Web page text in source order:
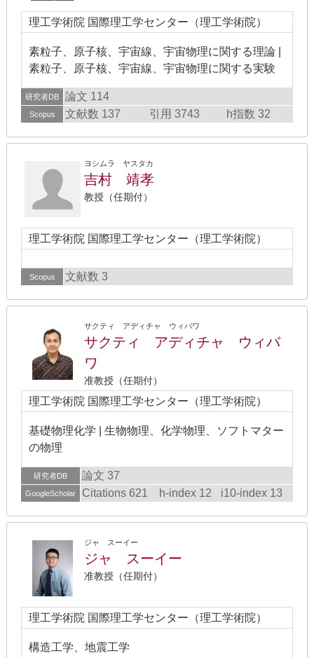
理工学術院 国際理工学センター（理工学術院）
素粒子、原子核、宇宙線、宇宙物理に関する理論 |
素粒子、原子核、宇宙線、宇宙物理に関する実験
研究者DB 論文 114
Scopus 文献数 137 引用 3743 h指数 32
ヨシムラ ヤスタカ
吉村 靖孝
教授（任期付）
理工学術院 国際理工学センター（理工学術院）
Scopus 文献数 3
サクティ アディチャ ウィバワ
サクティ アディチャ ウィバ
ワ
准教授（任期付）
理工学術院 国際理工学センター（理工学術院）
基礎物理化学 | 生物物理、化学物理、ソフトマター
の物理
研究者DB 論文 37
GoogleScholar Citations 621 h-index 12 i10-index 13
ジャ スーイー
ジャ スーイー
准教授（任期付）
理工学術院 国際理工学センター（理工学術院）
構造工学、地震工学